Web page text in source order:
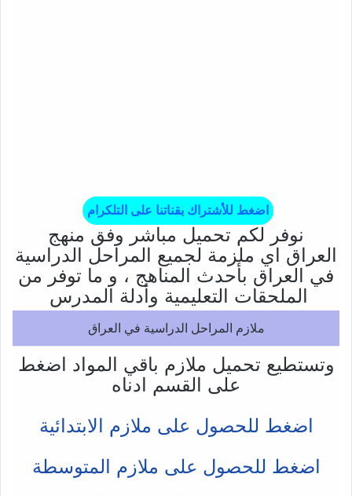
اضغط للأشتراك بقناتنا على التلكرام
نوفر لكم تحميل مباشر وفق منهج
العراق اي ملزمة لجميع المراحل الدراسية
في العراق بأحدث المناهج ، و ما توفر من
الملحقات التعليمية وأدلة المدرس
ملازم المراحل الدراسية في العراق
وتستطيع تحميل ملازم باقي المواد اضغط
على القسم ادناه
اضغط للحصول على ملازم الابتدائية
اضغط للحصول على ملازم المتوسطة